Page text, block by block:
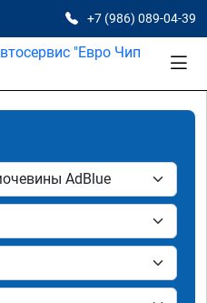
+7 (986) 089-04-39